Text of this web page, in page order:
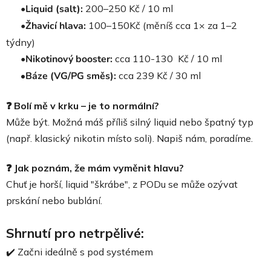
•Liquid (salt): 200–250 Kč / 10 ml
•Žhavicí hlava: 100–150Kč (měníš cca 1× za 1–2
týdny)
•Nikotinový booster: cca 110-130 Kč / 10 ml
•Báze (VG/PG směs): cca 239 Kč / 30 ml
❓ Bolí mě v krku – je to normální?
Může být. Možná máš příliš silný liquid nebo špatný typ
(např. klasický nikotin místo soli). Napiš nám, poradíme.
❓ Jak poznám, že mám vyměnit hlavu?
Chuť je horší, liquid "škrábe", z PODu se může ozývat
prskání nebo bublání.
Shrnutí pro netrpělivé:
✔️ Začni ideálně s pod systémem